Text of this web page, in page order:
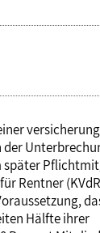
später
Rentner
Hälfte ihrer